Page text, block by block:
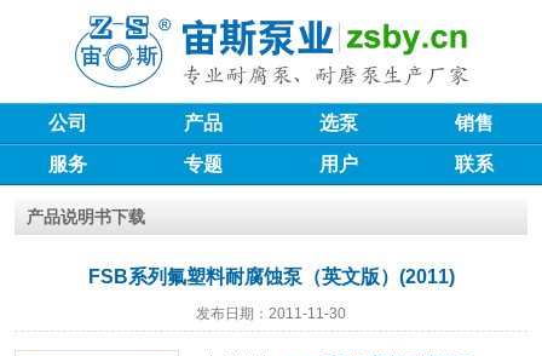
公司 产品 选泵
销售
服务
专题 用户 联系
产品说明书下载
FSB系列氟塑料耐腐蚀泵（英文版）(2011)
发布日期：2011-11-30